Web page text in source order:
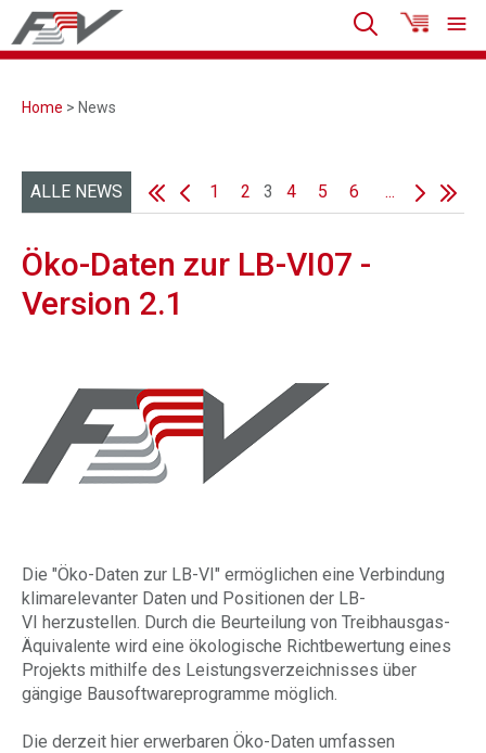
Home > News
ALLE NEWS 1 2 3 4 5 6 ...
Öko-Daten zur LB-VI07 -
Version 2.1
Die "Öko-Daten zur LB-VI" ermöglichen eine Verbindung
klimarelevanter Daten und Positionen der LB-
VI herzustellen. Durch die Beurteilung von Treibhausgas-
Äquivalente wird eine ökologische Richtbewertung eines
Projekts mithilfe des Leistungsverzeichnisses über
gängige Bausoftwareprogramme möglich.
Die derzeit hier erwerbaren Öko-Daten umfassen